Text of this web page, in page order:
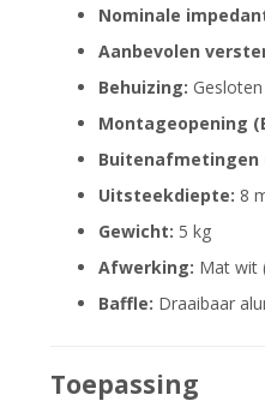
Nominale
Aanbevolen
Behuizing:
Montageopening
Buitenafmetingen
Uitsteekdiepte: 8
Gewicht: 5 kg
Afwerking: Mat wit
Baffle: Draaibaar
Toepassing